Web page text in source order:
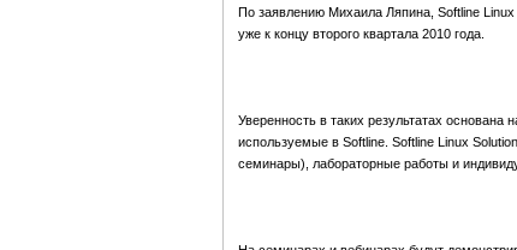
По заявлению Михаила Ляпина, Softline
уже к концу второго квартала 2010 года.
Уверенность в таких результатах основана
используемые в Softline. Softline Linux
семинары), лабораторные работы и